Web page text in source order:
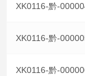
XK0116-黔-
XK0116-黔-
XK0116-黔-